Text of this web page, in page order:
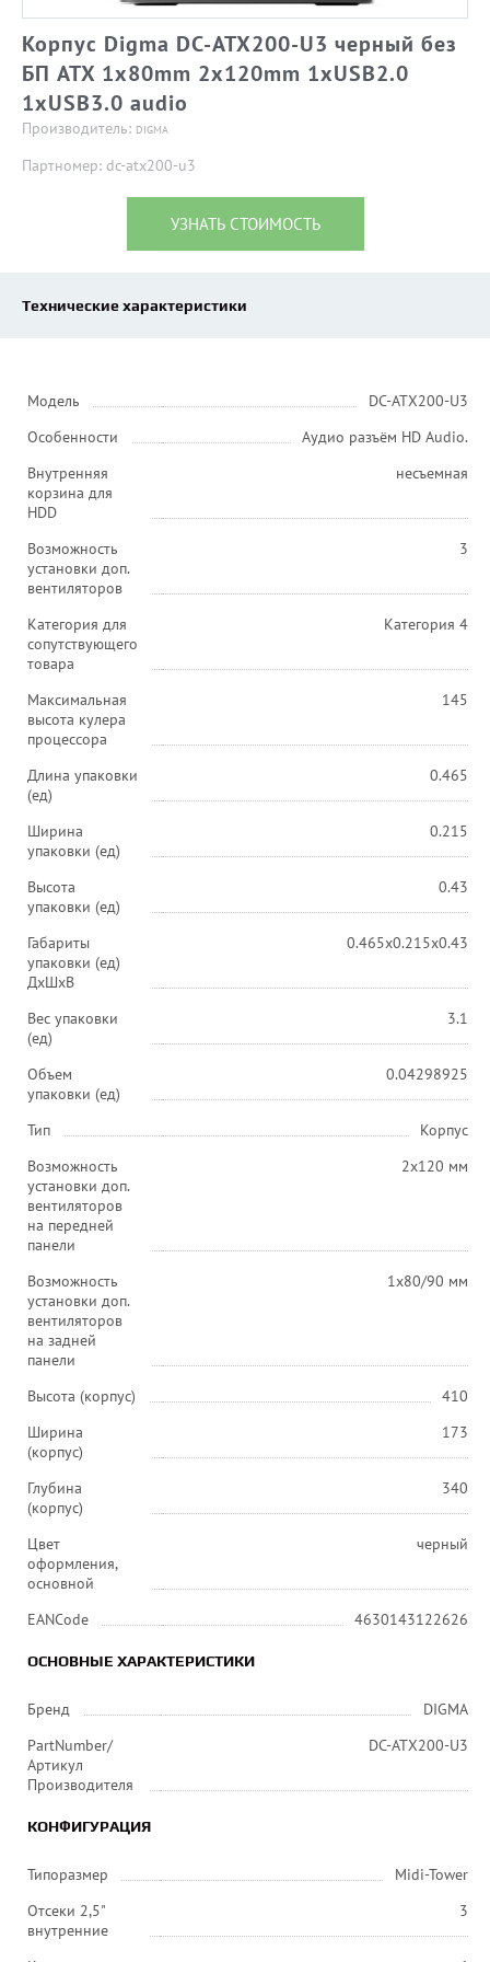
Корпус Digma DC-ATX200-U3 черный без
БП ATX 1x80mm 2x120mm 1xUSB2.0
1xUSB3.0 audio
Производитель: DIGMA
Партномер: dc-atx200-u3
УЗНАТЬ СТОИМОСТЬ
Технические характеристики
Модель
DC-ATX200-U3
Особенности
Аудио разъём HD Audio.
Внутренняя
корзина для
HDD
несъемная
Возможность
установки доп.
вентиляторов
3
Категория для
сопутствующего
товара
Категория 4
Максимальная
высота кулера
процессора
145
Длина упаковки
(ед)
0.465
Ширина
упаковки (ед)
0.215
Высота
упаковки (ед)
0.43
Габариты
упаковки (ед)
ДхШхВ
0.465x0.215x0.43
Вес упаковки
(ед)
3.1
Объем
упаковки (ед)
0.04298925
Тип
Корпус
Возможность
установки доп.
вентиляторов
на передней
панели
2x120 мм
Возможность
установки доп.
вентиляторов
на задней
панели
1x80/90 мм
Высота (корпус)
410
Ширина
(корпус)
173
Глубина
(корпус)
340
Цвет
оформления,
основной
черный
EANCode 4630143122626
ОСНОВНЫЕ ХАРАКТЕРИСТИКИ
Бренд
DIGMA
PartNumber/
Артикул
Производителя
DC-ATX200-U3
КОНФИГУРАЦИЯ
Типоразмер
Midi-Tower
Отсеки 2,5"
внутренние
3